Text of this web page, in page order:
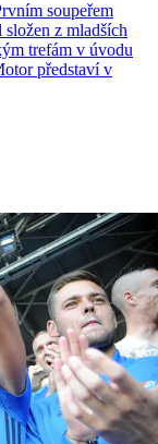
soupeřem
z mladších
trefám v úvodu
představí v